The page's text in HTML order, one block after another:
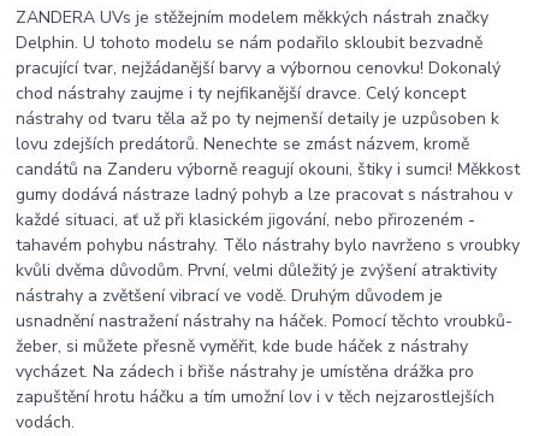
ZANDERA UVs je stěžejním modelem měkkých nástrah značky
Delphin. U tohoto modelu se nám podařilo skloubit bezvadně
pracující tvar, nejžádanější barvy a výbornou cenovku! Dokonalý
chod nástrahy zaujme i ty nejfikanější dravce. Celý koncept
nástrahy od tvaru těla až po ty nejmenší detaily je uzpůsoben k
lovu zdejších predátorů. Nenechte se zmást názvem, kromě
candátů na Zanderu výborně reagují okouni, štiky i sumci! Měkkost
gumy dodává nástraze ladný pohyb a lze pracovat s nástrahou v
každé situaci, ať už při klasickém jigování, nebo přirozeném -
tahavém pohybu nástrahy. Tělo nástrahy bylo navrženo s vroubky
kvůli dvěma důvodům. První, velmi důležitý je zvýšení atraktivity
nástrahy a zvětšení vibrací ve vodě. Druhým důvodem je
usnadnění nastražení nástrahy na háček. Pomocí těchto vroubků-
žeber, si můžete přesně vyměřit, kde bude háček z nástrahy
vycházet. Na zádech i břiše nástrahy je umístěna drážka pro
zapuštění hrotu háčku a tím umožní lov i v těch nejzarostlejších
vodách.